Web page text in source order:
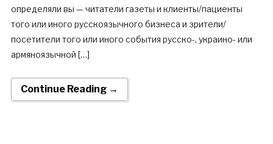
определяли вы — читатели газеты и клиенты/пациенты
того или иного русскоязычного бизнеса и зрители/
посетители того или иного события русско-, украино- или
армяноязычной […]
Continue Reading →